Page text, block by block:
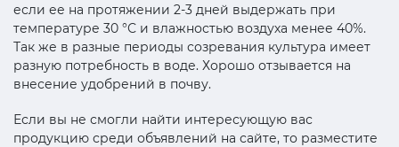
если ее на протяжении 2-3 дней выдержать при
температуре 30 °С и влажностью воздуха менее 40%.
Так же в разные периоды созревания культура имеет
разную потребность в воде. Хорошо отзывается на
внесение удобрений в почву.
Если вы не смогли найти интересующую вас
продукцию среди объявлений на сайте, то разместите